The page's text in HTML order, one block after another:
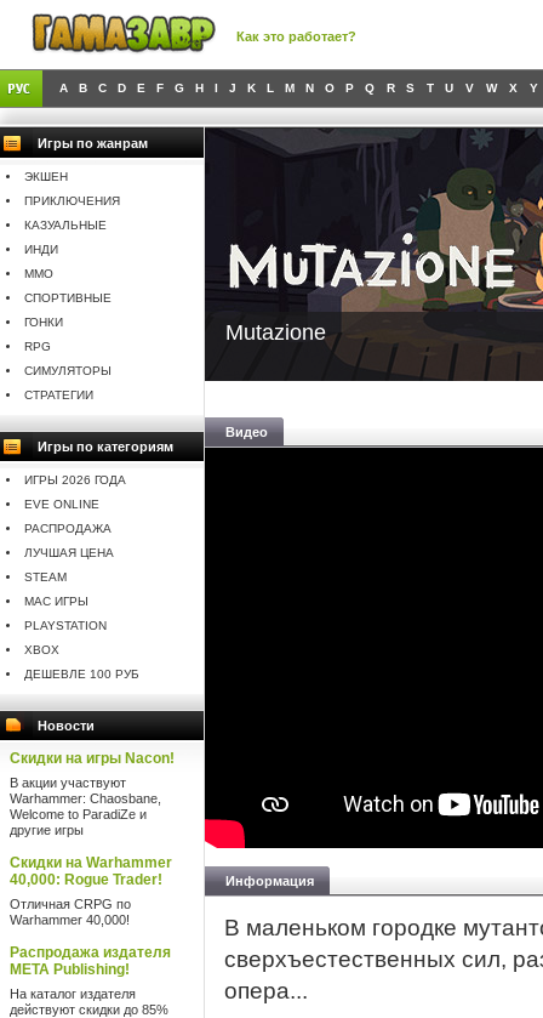
Как это работает?
A B C D E F G H I J K L M N O P Q R S T U V W X Y
Игры по жанрам
ЭКШЕН
ПРИКЛЮЧЕНИЯ
КАЗУАЛЬНЫЕ
ИНДИ
MMO
СПОРТИВНЫЕ
ГОНКИ
RPG
СИМУЛЯТОРЫ
СТРАТЕГИИ
Игры по категориям
ИГРЫ 2026 ГОДА
EVE ONLINE
РАСПРОДАЖА
ЛУЧШАЯ ЦЕНА
STEAM
MAC ИГРЫ
PLAYSTATION
XBOX
ДЕШЕВЛЕ 100 РУБ
Новости
Скидки на игры Nacon!
В акции участвуют
Warhammer: Chaosbane,
Welcome to ParadiZe и
другие игры
Скидки на Warhammer
40,000: Rogue Trader!
Отличная CRPG по
Warhammer 40,000!
Распродажа издателя
META Publishing!
На каталог издателя
действуют скидки до 85%
Mutazione
Видео
Информация
В маленьком городке
сверхъестественных сил,
опера...